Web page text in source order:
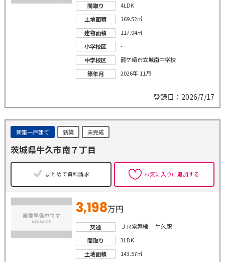
間取り
4LDK
土地面積
169.52㎡
建物面積
117.04㎡
小学校区
-
中学校区
龍ケ崎市立城南中学校
築年月
2026年 11月
登録日：2026/7/17
新築一戸建て 新築 未完成
茨城県牛久市南７丁目
まとめて資料請求 お気に入りに追加する
3,198万円
交通
ＪＲ常磐線 牛久駅
間取り
3LDK
土地面積
143.57㎡